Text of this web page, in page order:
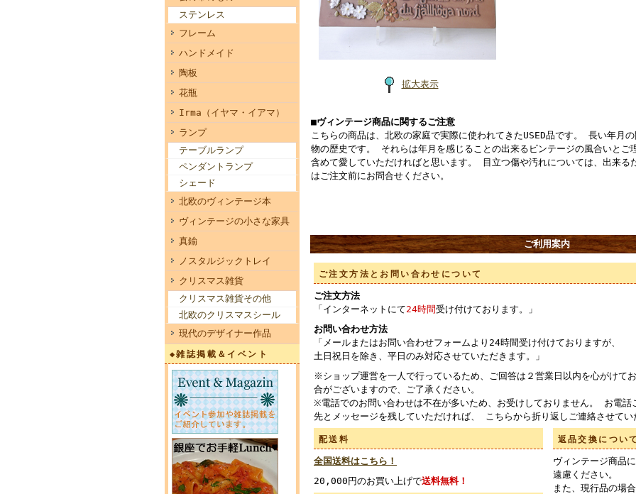
ステンレス
フレーム
ハンドメイド
陶板
花瓶
Irma（イヤマ・イアマ）
ランプ
テーブルランプ
ペンダントランプ
シェード
北欧のヴィンテージ本
ヴィンテージの小さな家具
真鍮
ノスタルジックトレイ
クリスマス雑貨
クリスマス雑貨その他
北欧のクリスマスシール
現代のデザイナー作品
◆雑誌掲載＆イベント
拡大表示
■ヴィンテージ商品に関するご注意
こちらの商品は、北欧の家庭で実際に使われてきたUSED品です。 長い年月
物の歴史です。 それらは年月を感じることの出来るビンテージの風合いと
含めて愛していただければと思います。 目立つ傷や汚れについては、出来る
はご注文前にお問合せください。
ご利用案内
ご注文方法とお問い合わせについて
ご注文方法
「インターネットにて24時間受け付けております。」
お問い合わせ方法
「メールまたはお問い合わせフォームより24時間受け付けておりますが、
土日祝日を除き、平日のみ対応させていただきます。」
※ショップ運営を一人で行っているため、ご回答は２営業日以内を心がけて
合がございますので、ご了承ください。
※電話でのお問い合わせは不在が多いため、お受けしておりません。 お電話
先とメッセージを残していただければ、 こちらから折り返しご連絡させてい
配送料
全国送料はこちら！
20,000円のお買い上げで送料無料！
返品交換につい
ヴィンテージ商品
遠慮ください。
また、現行品の場